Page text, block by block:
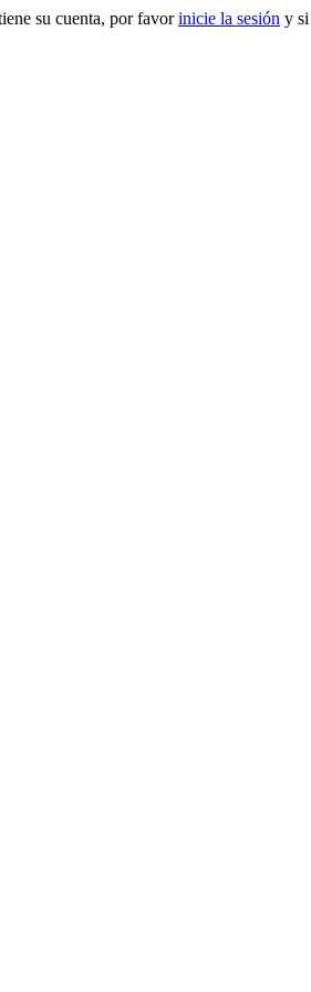
su cuenta, por favorinicie la sesión y